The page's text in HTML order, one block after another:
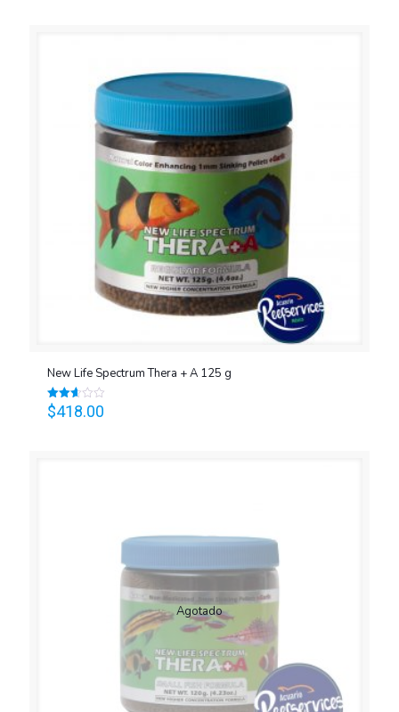
New Life Spectrum Thera + A 125 g
Valorado
en
$418.00
Agotado